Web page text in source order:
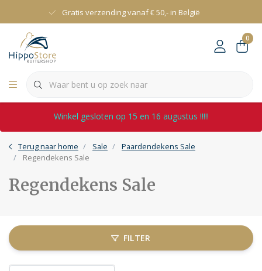
Gratis verzending vanaf € 50,- in België
0
Winkel gesloten op 15 en 16 augustus !!!!!
Terug naar home Sale
Paardendekens Sale
Regendekens Sale
Regendekens Sale
FILTER